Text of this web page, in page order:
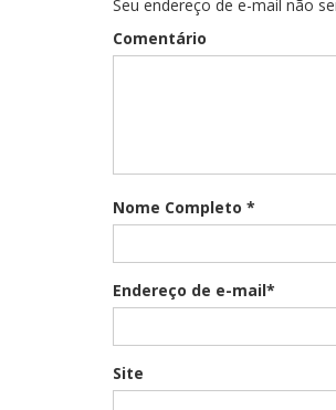
Seu endereço de e-mail não
Comentário
Nome Completo *
Endereço de e-mail*
Site